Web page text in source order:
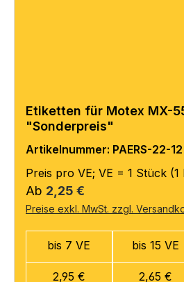
Etiketten für Motex MX-
"Sonderpreis"
Artikelnummer: PAERS-22-12
Preis pro VE; VE = 1 Stück (1
Regulärer Preis:
Ab 2,25 €
Preise exkl. MwSt. zzgl.
bis 7 VE
2,95 €
bis 15 VE
2,65 €